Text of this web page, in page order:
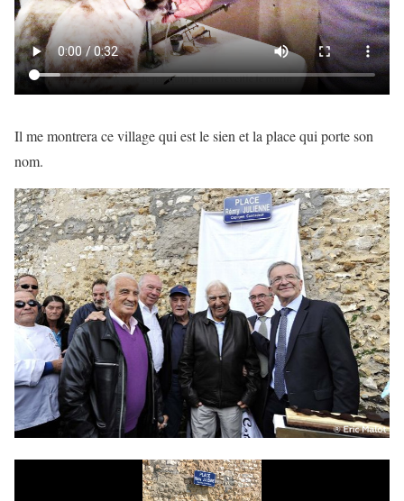
Il me montrera ce village qui est le sien et la place qui porte son
nom.